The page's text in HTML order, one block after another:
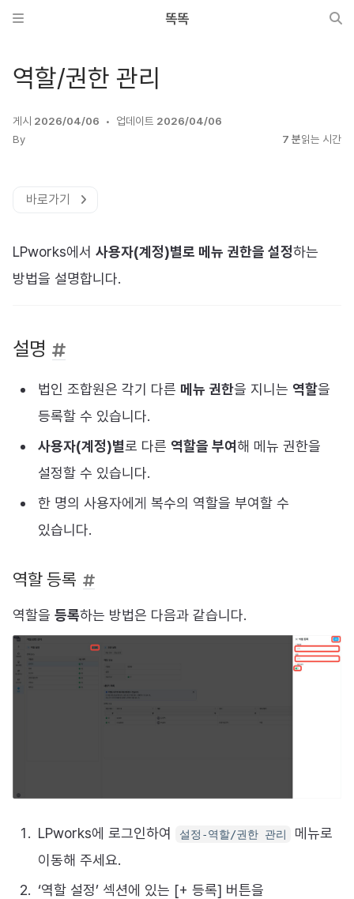
똑똑
역할/권한 관리
게시 2026/04/06 업데이트 2026/04/06
By
7 분읽는 시간
바로가기
LPworks에서 사용자(계정)별로 메뉴 권한을 설정하는
방법을 설명합니다.
설명
법인 조합원은 각기 다른 메뉴 권한을 지니는 역할을
등록할 수 있습니다.
사용자(계정)별로 다른 역할을 부여 해 메뉴 권한을
설정할 수 있습니다.
한 명의 사용자에게 복수의 역할을 부여할 수
있습니다.
역할 등록
역할을 등록하는 방법은 다음과 같습니다.
LPworks에 로그인하여 설정-역할/권한 관리
메뉴로
이동해 주세요.
‘역할 설정’ 섹션에 있는 [+ 등록] 버튼을